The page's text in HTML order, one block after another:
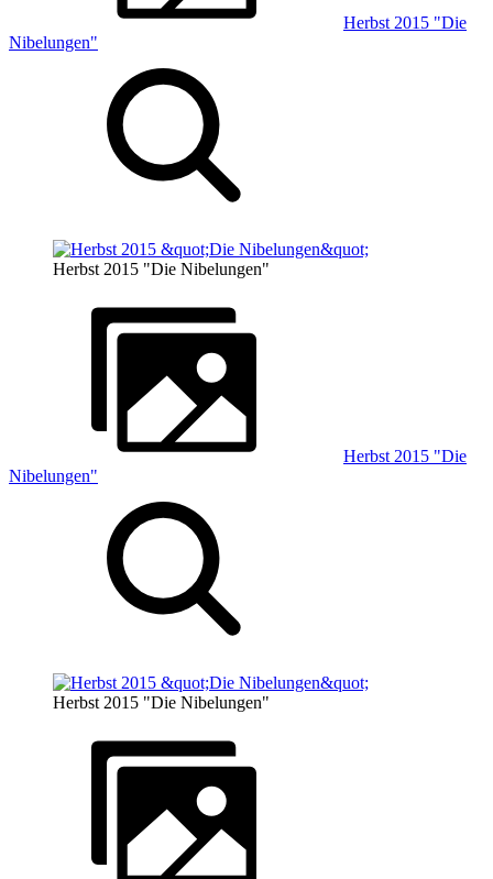
Herbst 2015 "Die
Nibelungen"
Herbst 2015 "Die Nibelungen"
Herbst 2015 "Die
Nibelungen"
Herbst 2015 "Die Nibelungen"